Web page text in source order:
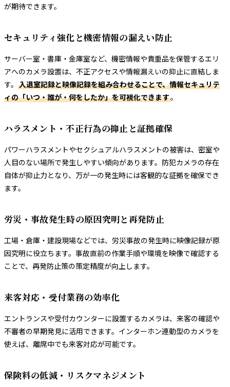
が期待できます。
セキュリティ強化と機密情報の漏えい防止
サーバー室・書庫・金庫室など、機密情報や貴重品を保管するエリ
アへのカメラ設置は、不正アクセスや情報漏えいの抑止に直結しま
す。 入退室記録と映像記録を組み合わせることで、情報セキュリテ
ィの「いつ・誰が・何をしたか」を可視化できます。
ハラスメント・不正行為の抑止と証拠確保
パワーハラスメントやセクシュアルハラスメントの被害は、密室や
人目のない場所で発生しやすい傾向があります。防犯カメラの存在
自体が抑止力となり、万が一の発生時には客観的な証拠を確保でき
ます。
労災・事故発生時の原因究明と再発防止
工場・倉庫・建設現場などでは、労災事故の発生時に映像記録が原
因究明に役立ちます。事故直前の作業手順や環境を映像で確認する
ことで、再発防止策の策定精度が向上します。
来客対応・受付業務の効率化
エントランスや受付カウンターに設置するカメラは、来客の確認や
不審者の早期発見に活用できます。インターホン連動型のカメラを
使えば、離席中でも来客対応が可能です。
保険料の低減・リスクマネジメント